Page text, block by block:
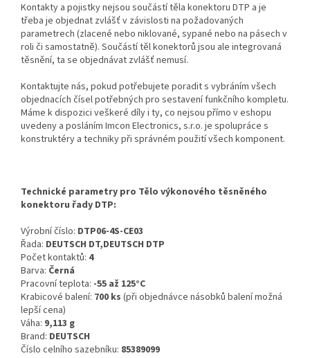
Kontakty a pojistky nejsou součástí těla konektoru DTP a je
třeba je objednat zvlášť v závislosti na požadovaných
parametrech (zlacené nebo niklované, sypané nebo na pásech v
roli či samostatně). Součástí těl konektorů jsou ale integrovaná
těsnění, ta se objednávat zvlášť nemusí.
Kontaktujte nás, pokud potřebujete poradit s vybráním všech
objednacích čísel potřebných pro sestavení funkčního kompletu.
Máme k dispozici veškeré díly i ty, co nejsou přímo v eshopu
uvedeny a posláním Imcon Electronics, s.r.o. je spolupráce s
konstruktéry a techniky při správném použití všech komponent.
Technické parametry pro Tělo výkonového těsněného
konektoru řady DTP:
Výrobní číslo: DTP06-4S-CE03
Řada: DEUTSCH DT,DEUTSCH DTP
Počet kontaktů: 4
Barva: Černá
Pracovní teplota: -55 až 125°C
Krabicové balení: 700 ks (při objednávce násobků balení možná
lepší cena)
Váha: 9,113 g
Brand: DEUTSCH
Číslo celního sazebníku: 85389099